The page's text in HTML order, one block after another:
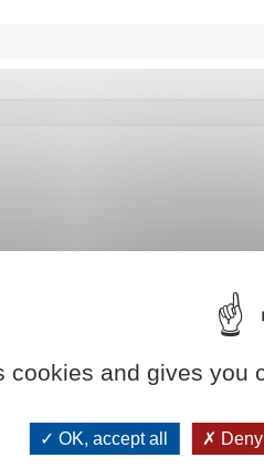
cookies and gives you
OK, accept all